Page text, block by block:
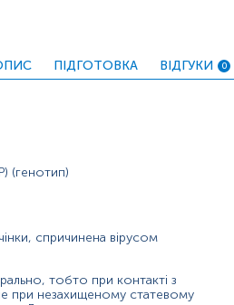
кров’ю;
з HCV-інфекцією.
приблизно у 80% людей
можуть виникати такі
ПІДГОТОВКА ВІДГУКИ 0
(генотип)
спричинена вірусом
тобто при контакті з
при незахищеному статевому